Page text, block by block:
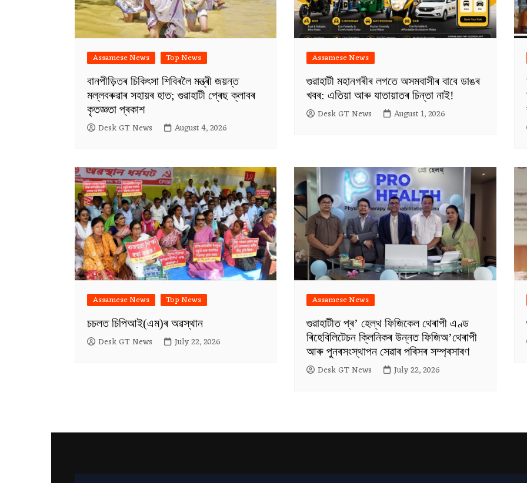
Assamese News Top News
বানপীড়িতৰ চিকিৎসা শিবিৰলৈ মন্ত্ৰী জয়ন্ত
মল্লবৰুৱাৰ সহায়ৰ হাত; গুৱাহাটী প্ৰেছ ক্লাবৰ
কৃতজ্ঞতা প্ৰকাশ
Desk GT News August 4, 2026
Assamese News
গুৱাহাটী মহানগৰীৰ লগতে অসমবাসীৰ বাবে ডাঙৰ
খবৰ: এতিয়া আৰু যাতায়াতৰ চিন্তা নাই!
Desk GT News August 1, 2026
Assamese News Top News
চচলত চিপিআই(এম)ৰ অৱস্থান
Desk GT News July 22, 2026
Assamese News
গুৱাহাটীত প্ৰ’ হেল্থ ফিজিকেল থেৰাপী এণ্ড
ৰিহেবিলিটেচন ক্লিনিকৰ উন্নত ফিজিঅ’থেৰাপী
আৰু পুনৰসংস্থাপন সেৱাৰ পৰিসৰ সম্প্ৰসাৰণ
Desk GT News July 22, 2026